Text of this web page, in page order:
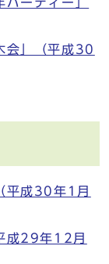
会」（平成30
平成30年1月
成29年12月